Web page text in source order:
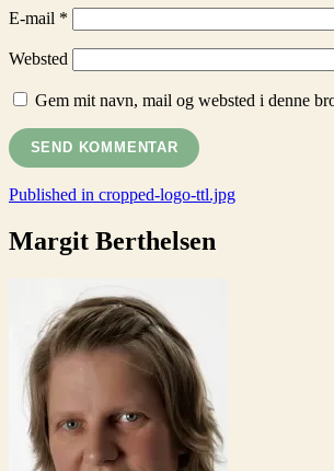
E-mail *
Websted
Gem mit navn, mail og websted i denne
Indlægsnavigation
Published in cropped-logo-ttl.jpg
Margit Berthelsen